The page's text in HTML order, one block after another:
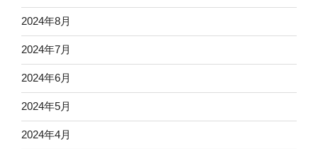
2024年8月
2024年7月
2024年6月
2024年5月
2024年4月